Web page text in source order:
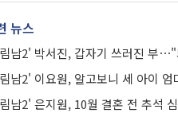
뉴스
남2' 박서진, 갑자기 쓰러진 부
남2' 이요원, 알고보니 세 아이
남2' 은지원, 10월 결혼 전 추석